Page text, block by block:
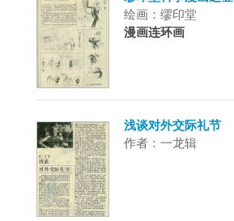
绘画：缪印堂
漫画连环画
浅谈对外交际礼节
作者：一龙辑